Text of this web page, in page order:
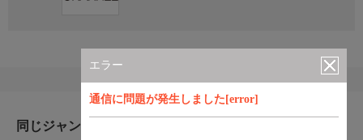
エラー
通信に問題が発生しました[error]
同じジャンルのおすすめ番組